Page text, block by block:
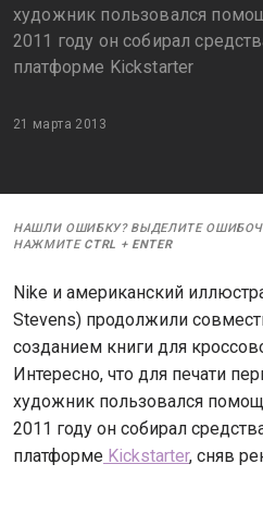
художник пользовался
2011 году он собирал
платформе Kickstarter
21 марта 2013
НАШЛИ ОШИБКУ? ВЫДЕЛИТЕ
НАЖМИТЕ CTRL + ENTER
Nike и американский
Stevens) продолжили
созданием книги для
Интересно, что для печати
художник пользовался
2011 году он собирал
платформе Kickstarter, сняв